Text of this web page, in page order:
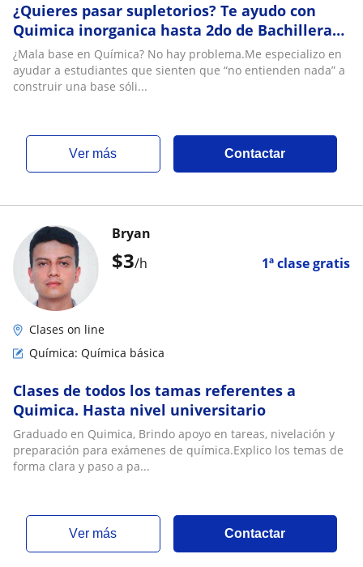
¿Quieres pasar supletorios? Te ayudo con
Quimica inorganica hasta 2do de Bachillerato
- Suficiente para admisiones universitarias
¿Mala base en Química? No hay problema.Me especializo en
ayudar a estudiantes que sienten que “no entienden nada” a
construir una base sóli...
ver más Contactar
$3/h 1ª clase gratis
Bryan
Clases on line
Química: Química básica
Clases de todos los tamas referentes a
Quimica. Hasta nivel universitario
Graduado en Quimica, Brindo apoyo en tareas, nivelación y
preparación para exámenes de química.Explico los temas de
forma clara y paso a pa...
ver más Contactar